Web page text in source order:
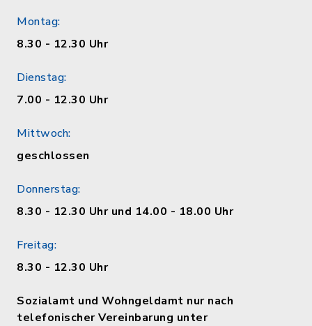
Montag:
8.30 - 12.30 Uhr
Dienstag:
7.00 - 12.30 Uhr
Mittwoch:
geschlossen
Donnerstag:
8.30 - 12.30 Uhr und 14.00 - 18.00 Uhr
Freitag:
8.30 - 12.30 Uhr
Sozialamt und Wohngeldamt nur nach
telefonischer Vereinbarung unter